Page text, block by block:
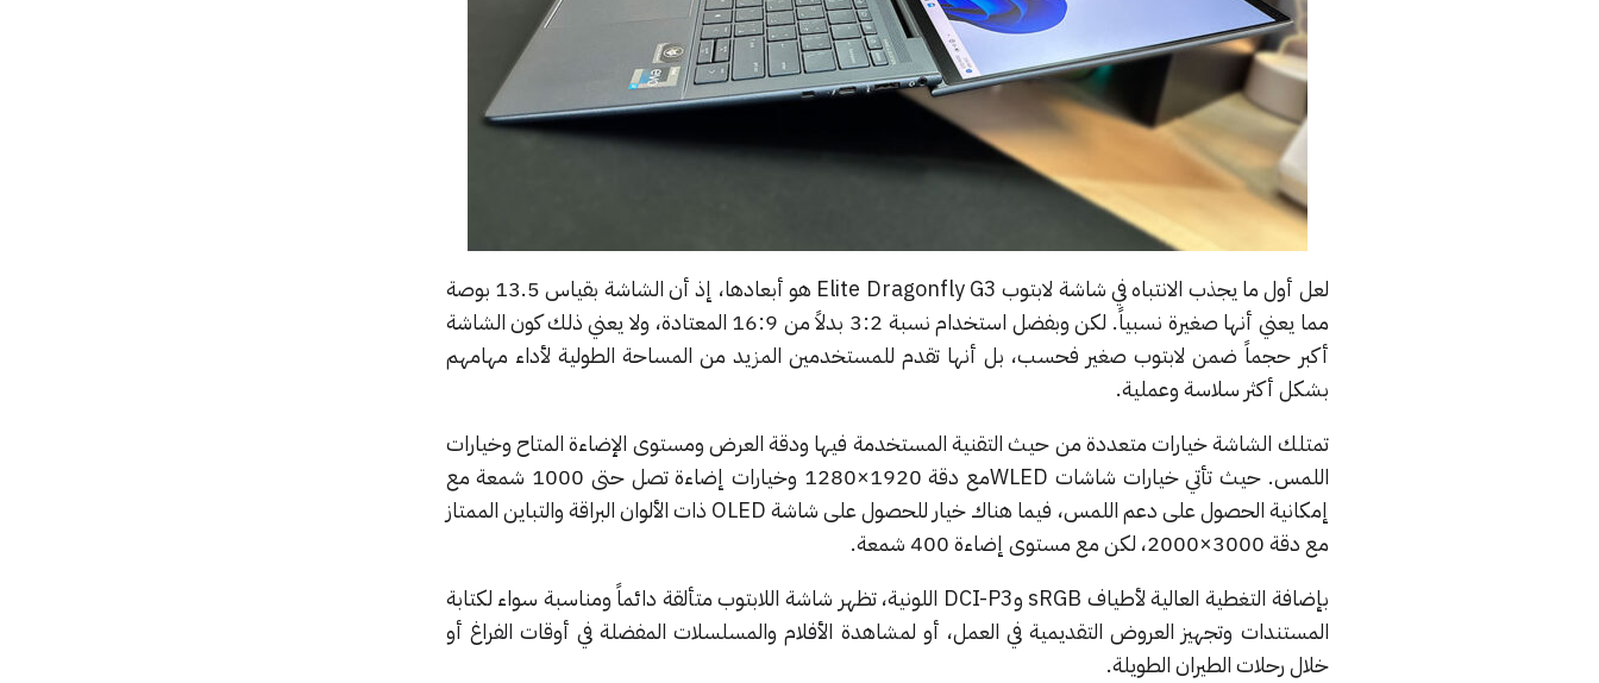
لعل أول ما يجذب الانتباه في شاشة لابتوب Elite Dragonfly G3 هو أبعادها، إذ أن الشاشة بقياس 13.5 بوصة
مما يعني أنها صغيرة نسبياً. لكن وبفضل استخدام نسبة 3:2 بدلاً من 16:9 المعتادة، ولا يعني ذلك كون الشاشة
أكبر حجماً ضمن لابتوب صغير فحسب، بل أنها تقدم للمستخدمين المزيد من المساحة الطولية لأداء مهامهم
بشكل أكثر سلاسة وعملية.
تمتلك الشاشة خيارات متعددة من حيث التقنية المستخدمة فيها ودقة العرض ومستوى الإضاءة المتاح وخيارات
اللمس. حيث تأتي خيارات شاشات WLEDمع دقة 1920×1280 وخيارات إضاءة تصل حتى 1000 شمعة مع
إمكانية الحصول على دعم اللمس، فيما هناك خيار للحصول على شاشة OLED ذات الألوان البراقة والتباين الممتاز
مع دقة 3000×2000، لكن مع مستوى إضاءة 400 شمعة.
بإضافة التغطية العالية لأطياف sRGB وDCI-P3 اللونية، تظهر شاشة اللابتوب متألقة دائماً ومناسبة سواء لكتابة
المستندات وتجهيز العروض التقديمية في العمل، أو لمشاهدة الأفلام والمسلسلات المفضلة في أوقات الفراغ أو
خلال رحلات الطيران الطويلة.